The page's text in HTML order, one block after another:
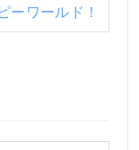
ーワールド！